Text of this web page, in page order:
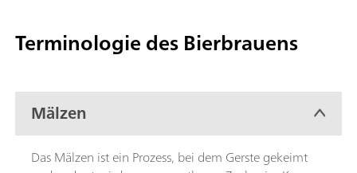
Terminologie des Bierbrauens
Mälzen
Das Mälzen ist ein Prozess, bei dem Gerste gekeimt